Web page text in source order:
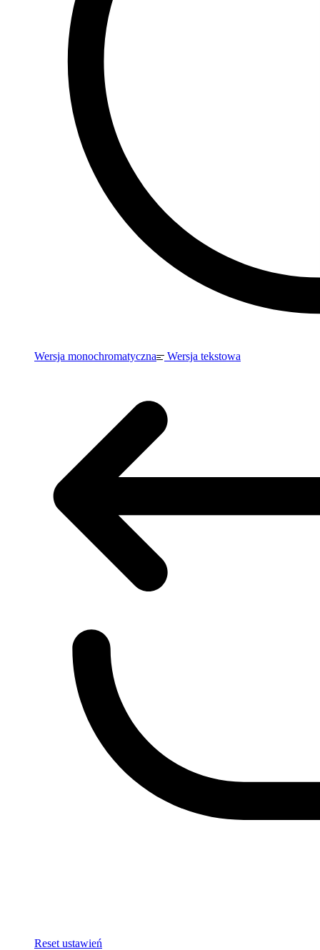
Wersja monochromatyczna Wersja tekstowa
Reset ustawień